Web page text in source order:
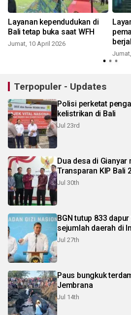
Layanan kependudukan di
Bali tetap buka saat WFH
Jumat, 10 April 2026
Terpopuler - Updates
Polisi perketat
kelistrikan di Bali
Jul 23rd
Dua desa di Gianyar
Transparan KIP Bali
Jul 30th
BGN tutup 833
sejumlah daerah di
Jul 27th
Paus bungkuk
Jembrana
Jul 14th